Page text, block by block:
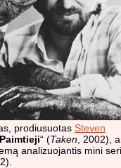
prodiusuotas Steven
Paimtieji“ (Taken , 2002),
analizuojantis mini